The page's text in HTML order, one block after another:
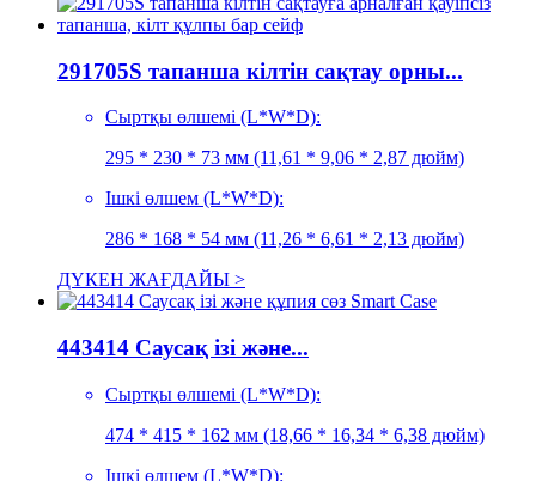
291705S тапанша кілтін сақтау орны...
Сыртқы өлшемі (L*W*D):
295 * 230 * 73 мм (11,61 * 9,06 * 2,87 дюйм)
Ішкі өлшем (L*W*D):
286 * 168 * 54 мм (11,26 * 6,61 * 2,13 дюйм)
ДҮКЕН ЖАҒДАЙЫ >
443414 Саусақ ізі және...
Сыртқы өлшемі (L*W*D):
474 * 415 * 162 мм (18,66 * 16,34 * 6,38 дюйм)
Ішкі өлшем (L*W*D):